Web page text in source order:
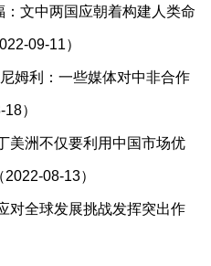
文中两国应朝着构建人类命
09-11）
姆利：一些媒体对中非合作
）
美洲不仅要利用中国市场优
08-13）
对全球发展挑战发挥突出作